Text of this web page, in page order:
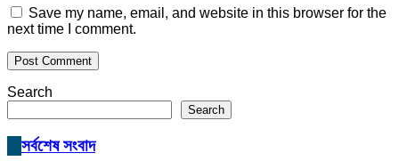
Save my name, email, and website in this browser for the
next time I comment.
Search
Search
সর্বশেষ সংবাদ